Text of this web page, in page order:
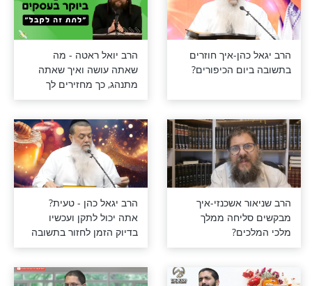
איך חוזרים
הכיפורים?
הרב יואל ראטה - מה
שאתה עושה ואיך שאתה
מתנהג, כך מחזירים לך
משמיים!